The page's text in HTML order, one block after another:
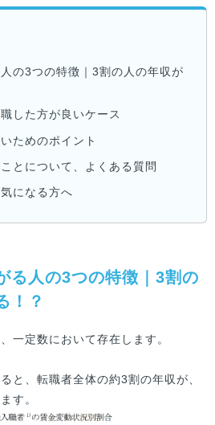
の3つの特徴｜3割の人の年収が
した方が良いケース
ためのポイント
とについて、よくある質問
になる方へ
る人の3つの特徴｜3割の
！？
一定数において存在します。
と、転職者全体の約3割の年収が、
す。